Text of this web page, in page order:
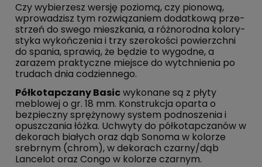
Czy wy­bie­rzesz wersję poziomą, czy pionową,
wpro­wa­dzisz tym roz­wią­za­niem dodatkową prze­
strzeń do swego miesz­ka­nia, a róż­no­rod­na ko­lo­ry­
sty­ka wy­koń­cze­nia i trzy sze­ro­ko­ści po­wierzch­ni
do spania, sprawią, że będzie to wygodne, a
zarazem prak­tycz­ne miejsce do wy­tchnie­nia po
trudach dnia co­dzien­ne­go.
Półkotapczany Basicwykonane są z płyty
meblowej o gr. 18 mm. Konstrukcja oparta o
bezpieczny sprężynowy system podnoszenia i
opuszczania łóżka. Uchwyty do półkotapczanów w
dekorach białych oraz dąb Sonoma w kolorze
srebrnym (chrom), w dekorach czarny/dąb
Lancelot oraz Congo w kolorze czarnym.